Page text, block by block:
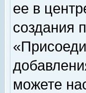
ее в
создания
можете